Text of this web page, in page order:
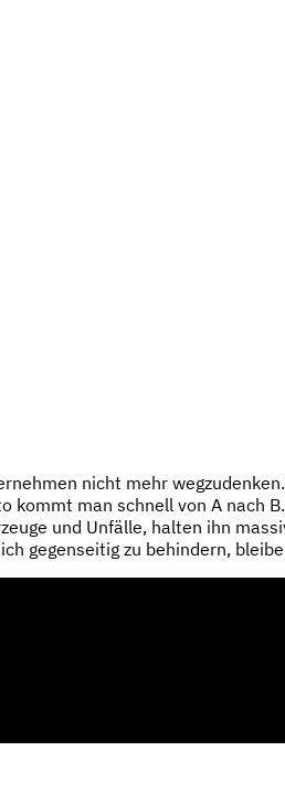
nicht mehr
kommt man schnell von A
und Unfälle, halten ihn
gegenseitig zu behindern,